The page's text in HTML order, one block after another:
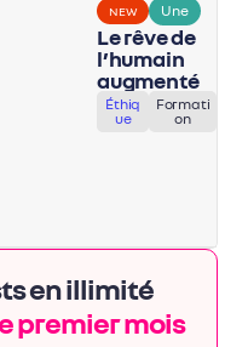
NEW Une
Le rêve de
l’humain
augmenté
Éthiq
ue
Formati
on
en illimité
premier mois